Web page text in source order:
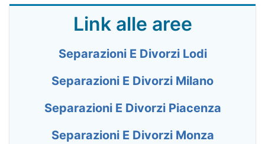
Link alle aree
Separazioni E Divorzi Lodi
Separazioni E Divorzi Milano
Separazioni E Divorzi Piacenza
Separazioni E Divorzi Monza